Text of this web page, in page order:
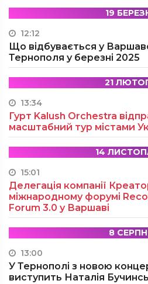
19
12:12
Що відбувається у
Тернополя у березні 2025
21
13:34
Гурт Kalush Orchestra
масштабний тур містами
14
15:01
Делегація компанії
міжнародному форумі
Forum 3.0 у Варшаві
8
13:00
У Тернополі з новою
виступить Наталія